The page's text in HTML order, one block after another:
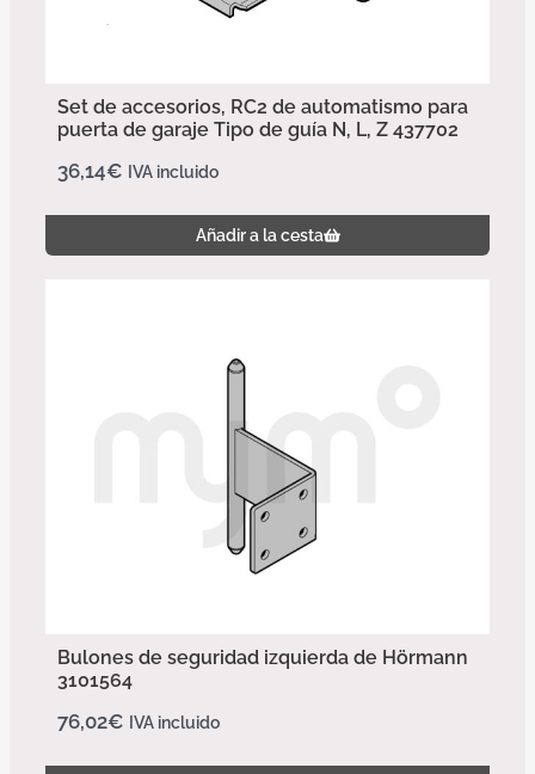
Set de accesorios, RC2 de automatismo para
puerta de garaje Tipo de guía N, L, Z 437702
36,14€ IVA incluido
Añadir a la cesta
Bulones de seguridad izquierda de Hörmann
3101564
76,02€ IVA incluido